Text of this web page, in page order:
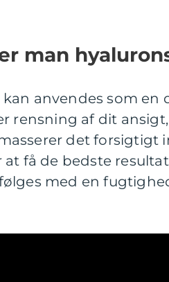
man
anvendes som en
rensning af dit
det forsigtigt
få de bedste
med en